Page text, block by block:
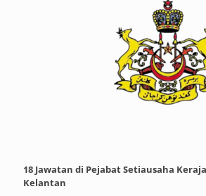
18 Jawatan di Pejabat Setiausaha
Kelantan